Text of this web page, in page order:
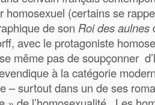
homosexuel (certains se
de son Roi des aulnes
avec le protagoniste
même pas de soupçonner
à la catégorie
– surtout dans un de ses